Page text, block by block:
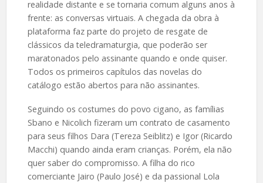
realidade distante e se tornaria comum alguns anos à
frente: as conversas virtuais. A chegada da obra à
plataforma faz parte do projeto de resgate de
clássicos da teledramaturgia, que poderão ser
maratonados pelo assinante quando e onde quiser.
Todos os primeiros capítulos das novelas do
catálogo estão abertos para não assinantes.
Seguindo os costumes do povo cigano, as famílias
Sbano e Nicolich fizeram um contrato de casamento
para seus filhos Dara (Tereza Seiblitz) e Igor (Ricardo
Macchi) quando ainda eram crianças. Porém, ela não
quer saber do compromisso. A filha do rico
comerciante Jairo (Paulo José) e da passional Lola